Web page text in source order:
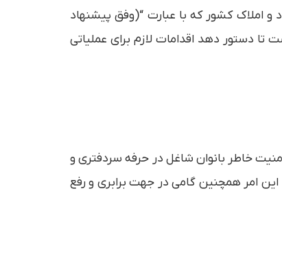
املاک کشور که با عبارت “(وفق پیشنهاد
تا دستور دهد اقدامات لازم برای عملیاتی
خاطر بانوان شاغل در حرفه سردفتری و
امر همچنین گامی در جهت برابری و رفع